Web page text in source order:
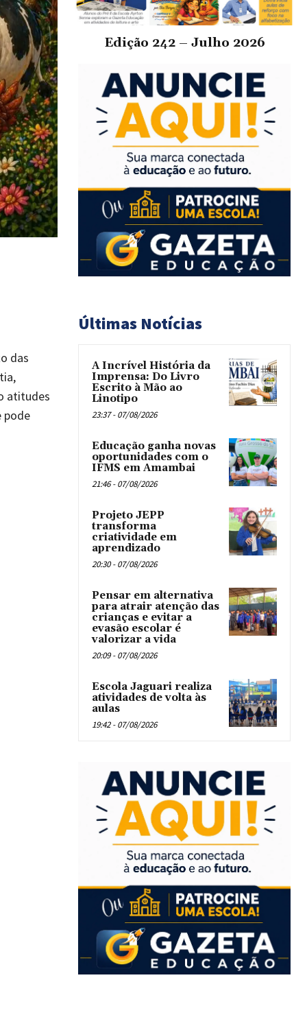
das
atitudes
pode
Edição 242 – Julho 2026
Últimas Notícias
A Incrível História da
Imprensa: Do Livro
Escrito à Mão ao
Linotipo
23:37 - 07/08/2026
Educação ganha novas
oportunidades com o
IFMS em Amambai
21:46 - 07/08/2026
Projeto JEPP
transforma
criatividade em
aprendizado
20:30 - 07/08/2026
Pensar em alternativa
para atrair atenção das
crianças e evitar a
evasão escolar é
valorizar a vida
20:09 - 07/08/2026
Escola Jaguari realiza
atividades de volta às
aulas
19:42 - 07/08/2026